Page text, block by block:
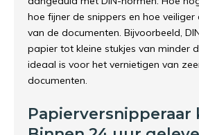
hoe fijner de snippers en hoe veiliger
van de documenten. Bijvoorbeeld,
papier tot kleine stukjes van minder
ideaal is voor het vernietigen van
documenten.
Papierversnipperaar